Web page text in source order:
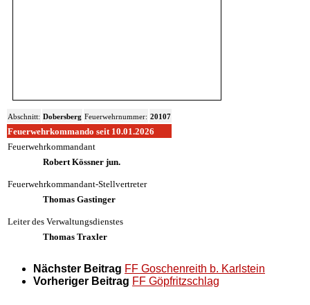
Abschnitt: Dobersberg Feuerwehrnummer: 20107
Feuerwehrkommando seit 10.01.2026
Feuerwehrkommandant
Robert Kössner jun.
Feuerwehrkommandant-Stellvertreter
Thomas Gastinger
Leiter des Verwaltungsdienstes
Thomas Traxler
Nächster Beitrag FF Goschenreith b. Karlstein
Vorheriger Beitrag FF Göpfritzschlag